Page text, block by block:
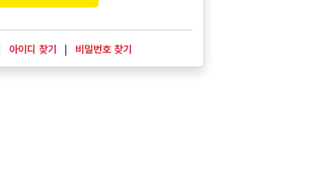
아이디 찾기 | 비밀번호 찾기